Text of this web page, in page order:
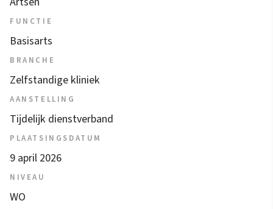
FUNCTIE
Basisarts
BRANCHE
Zelfstandige kliniek
AANSTELLING
Tijdelijk dienstverband
PLAATSINGSDATUM
9 april 2026
NIVEAU
WO